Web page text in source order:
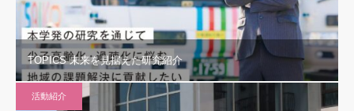
TOPICS 未来を見据えた研究紹介
活動紹介